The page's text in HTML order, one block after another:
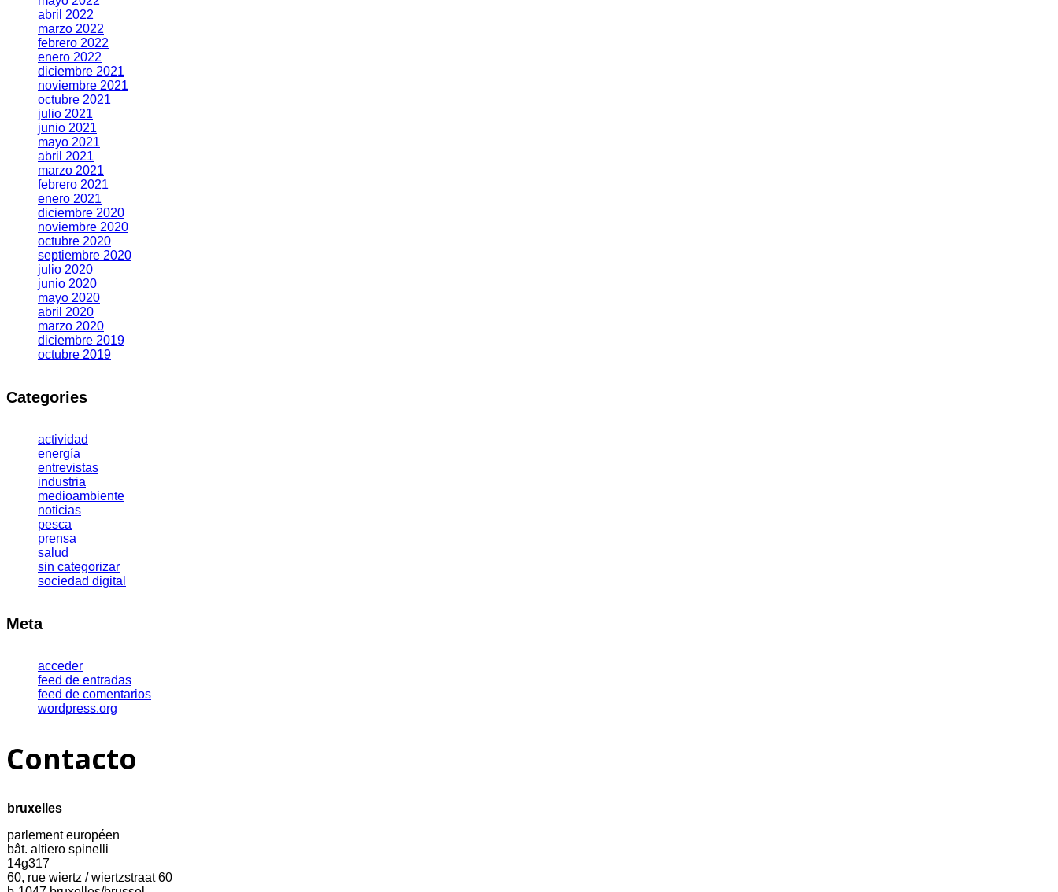
abril 2022
marzo 2022
febrero 2022
enero 2022
diciembre 2021
noviembre 2021
octubre 2021
julio 2021
junio 2021
mayo 2021
abril 2021
marzo 2021
febrero 2021
enero 2021
diciembre 2020
noviembre 2020
octubre 2020
septiembre 2020
julio 2020
junio 2020
mayo 2020
abril 2020
marzo 2020
diciembre 2019
octubre 2019
Categories
actividad
energía
entrevistas
industria
medioambiente
noticias
pesca
prensa
salud
sin categorizar
sociedad digital
Meta
acceder
feed de entradas
feed de comentarios
wordpress.org
Contacto
bruxelles
parlement européen
bât. altiero spinelli
14g317
60, rue wiertz / wiertzstraat 60